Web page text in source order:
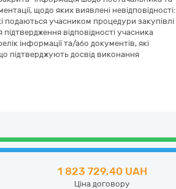
щодо яких виявлені невідповідності:
подаються учасником процедури закупівлі
відповідності учасника
інформації та/або документів, які
підтверджують досвід виконання
1 823 729,40 UAH
Ціна договору